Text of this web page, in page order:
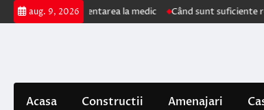
Skip
to
aug. 9, 2026
prezentarea la medic Când sunt suficiente reparațiile
Acasa Constructii Amenajari